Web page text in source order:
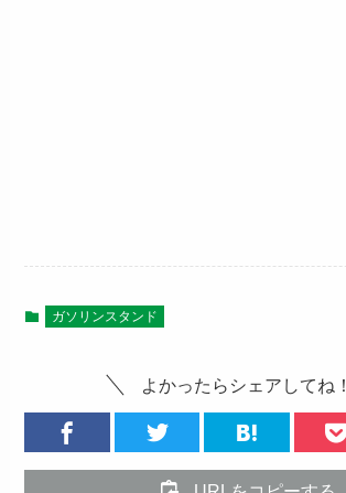
ガソリンスタンド
よかったらシェアしてね！